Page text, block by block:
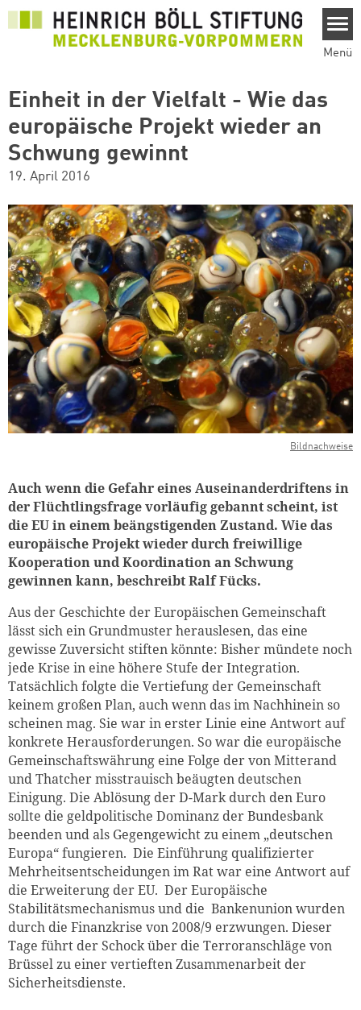
Menü
Einheit in der Vielfalt - Wie das
europäische Projekt wieder an
Schwung gewinnt
19. April 2016
Bildnachweise
Auch wenn die Gefahr eines Auseinanderdriftens in
der Flüchtlingsfrage vorläufig gebannt scheint, ist
die EU in einem beängstigenden Zustand. Wie das
europäische Projekt wieder durch freiwillige
Kooperation und Koordination an Schwung
gewinnen kann, beschreibt Ralf Fücks.
Aus der Geschichte der Europäischen Gemeinschaft
lässt sich ein Grundmuster herauslesen, das eine
gewisse Zuversicht stiften könnte: Bisher mündete noch
jede Krise in eine höhere Stufe der Integration.
Tatsächlich folgte die Vertiefung der Gemeinschaft
keinem großen Plan, auch wenn das im Nachhinein so
scheinen mag. Sie war in erster Linie eine Antwort auf
konkrete Herausforderungen. So war die europäische
Gemeinschaftswährung eine Folge der von Mitterand
und Thatcher misstrauisch beäugten deutschen
Einigung. Die Ablösung der D-Mark durch den Euro
sollte die geldpolitische Dominanz der Bundesbank
beenden und als Gegengewicht zu einem „deutschen
Europa“ fungieren. Die Einführung qualifizierter
Mehrheitsentscheidungen im Rat war eine Antwort auf
die Erweiterung der EU. Der Europäische
Stabilitätsmechanismus und die Bankenunion wurden
durch die Finanzkrise von 2008/9 erzwungen. Dieser
Tage führt der Schock über die Terroranschläge von
Brüssel zu einer vertieften Zusammenarbeit der
Sicherheitsdienste.